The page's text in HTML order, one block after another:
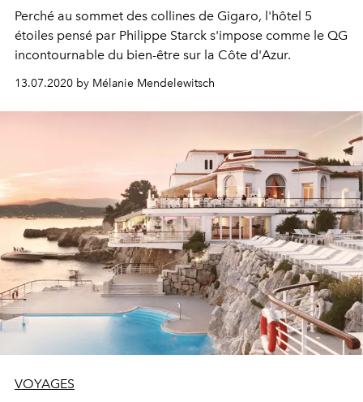
Perché au sommet des collines de Gigaro, l'hôtel 5
étoiles pensé par Philippe Starck s'impose comme le QG
incontournable du bien-être sur la Côte d'Azur.
13.07.2020 by Mélanie Mendelewitsch
VOYAGES